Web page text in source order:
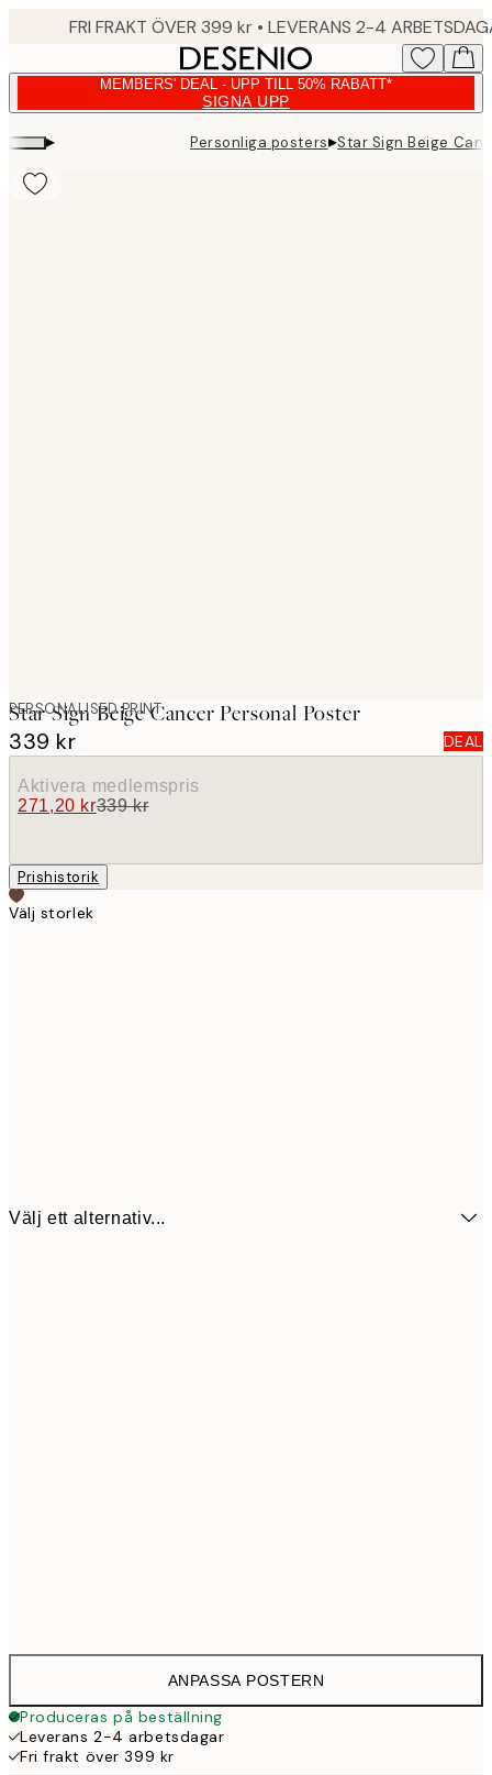
FRI FRAKT ÖVER 399 kr • LEVERANS 2-4
MEMBERS' DEAL - UPP TILL 50% RABATT*
SIGNA UPP
▸ Personliga posters▸Star Sign Beige
PERSONALISED PRINT
Star Sign Beige Cancer Personal Poster
339 kr DEAL
Aktivera medlemspris
271,20 kr339 kr
Prishistorik
Välj storlek
Välj ett alternativ...
ANPASSA POSTERN
Produceras på beställning
Leverans 2-4 arbetsdagar
Fri frakt över 399 kr